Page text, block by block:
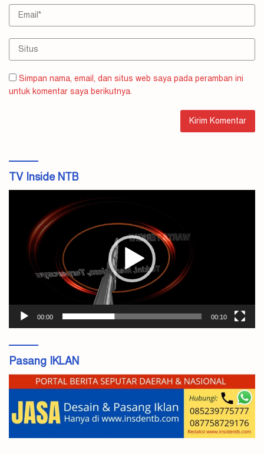
Simpan nama, email, dan situs web saya pada peramban ini
untuk komentar saya berikutnya.
TV Inside NTB
00:00 00:10
Pasang IKLAN